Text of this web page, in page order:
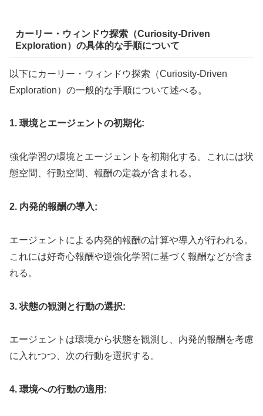
カーリー・ウィンドウ探索（Curiosity-Driven
Exploration）の具体的な手順について
以下にカーリー・ウィンドウ探索（Curiosity-Driven
Exploration）の一般的な手順について述べる。
1. 環境とエージェントの初期化:
強化学習の環境とエージェントを初期化する。これには状
態空間、行動空間、報酬の定義が含まれる。
2. 内発的報酬の導入:
エージェントによる内発的報酬の計算や導入が行われる。
これには好奇心報酬や逆強化学習に基づく報酬などが含ま
れる。
3. 状態の観測と行動の選択:
エージェントは環境から状態を観測し、内発的報酬を考慮
に入れつつ、次の行動を選択する。
4. 環境への行動の適用: